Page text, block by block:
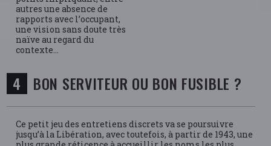
autres une absence de
rapports avec l’occupant,
une vision sans doute très
naïve au regard du
contexte…
BON SERVITEUR OU BON FUSIBLE ?
Ce petit jeu des entretiens discrets va se poursuivre
jusqu’à la Libération, avec toutefois, à partir de 1943, une